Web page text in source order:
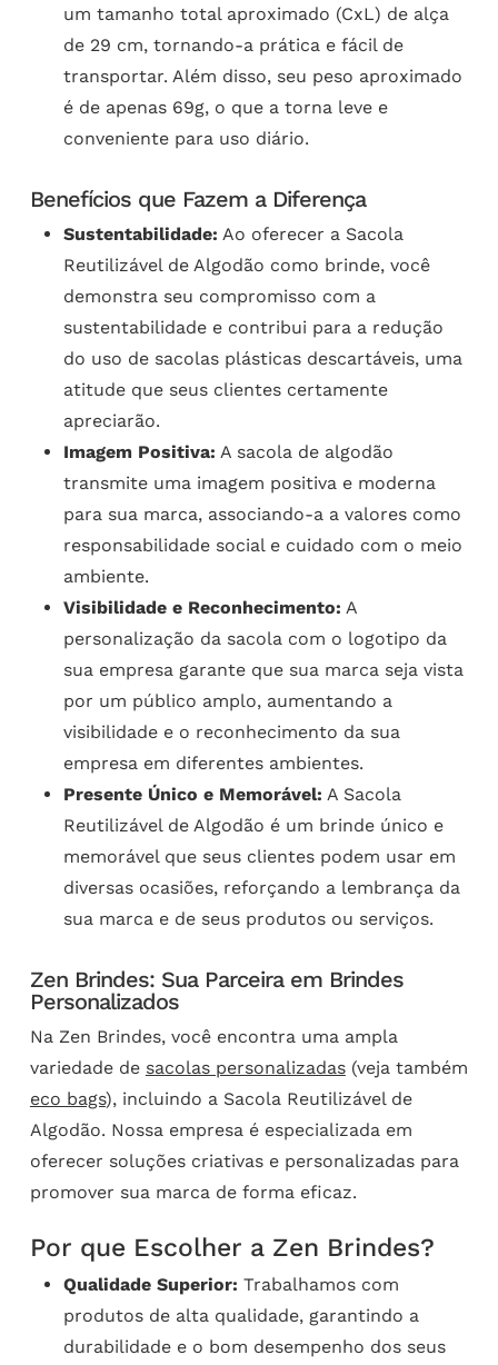
um tamanho total aproximado (CxL) de alça
de 29 cm, tornando-a prática e fácil de
transportar. Além disso, seu peso aproximado
é de apenas 69g, o que a torna leve e
conveniente para uso diário.
Benefícios que Fazem a Diferença
Sustentabilidade: Ao oferecer a Sacola
Reutilizável de Algodão como brinde, você
demonstra seu compromisso com a
sustentabilidade e contribui para a redução
do uso de sacolas plásticas descartáveis, uma
atitude que seus clientes certamente
apreciarão.
Imagem Positiva: A sacola de algodão
transmite uma imagem positiva e moderna
para sua marca, associando-a a valores como
responsabilidade social e cuidado com o meio
ambiente.
Visibilidade e Reconhecimento: A
personalização da sacola com o logotipo da
sua empresa garante que sua marca seja vista
por um público amplo, aumentando a
visibilidade e o reconhecimento da sua
empresa em diferentes ambientes.
Presente Único e Memorável: A Sacola
Reutilizável de Algodão é um brinde único e
memorável que seus clientes podem usar em
diversas ocasiões, reforçando a lembrança da
sua marca e de seus produtos ou serviços.
Zen Brindes: Sua Parceira em Brindes
Personalizados
Na Zen Brindes, você encontra uma ampla
variedade de sacolas personalizadas(veja também
eco bags), incluindo a Sacola Reutilizável de
Algodão. Nossa empresa é especializada em
oferecer soluções criativas e personalizadas para
promover sua marca de forma eficaz.
Por que Escolher a Zen Brindes?
Qualidade Superior: Trabalhamos com
produtos de alta qualidade, garantindo a
durabilidade e o bom desempenho dos seus